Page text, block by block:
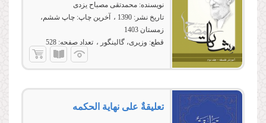
نویسنده: محمدتقی مصباح یزدی
تاریخ نشر: 1390 آخرین چاپ: چاپ ششم،
زمستان 1403
قطع: وزیری، گالینگور تعداد صفحه: 528
تعلیقةٌ على نهایة الحكمه